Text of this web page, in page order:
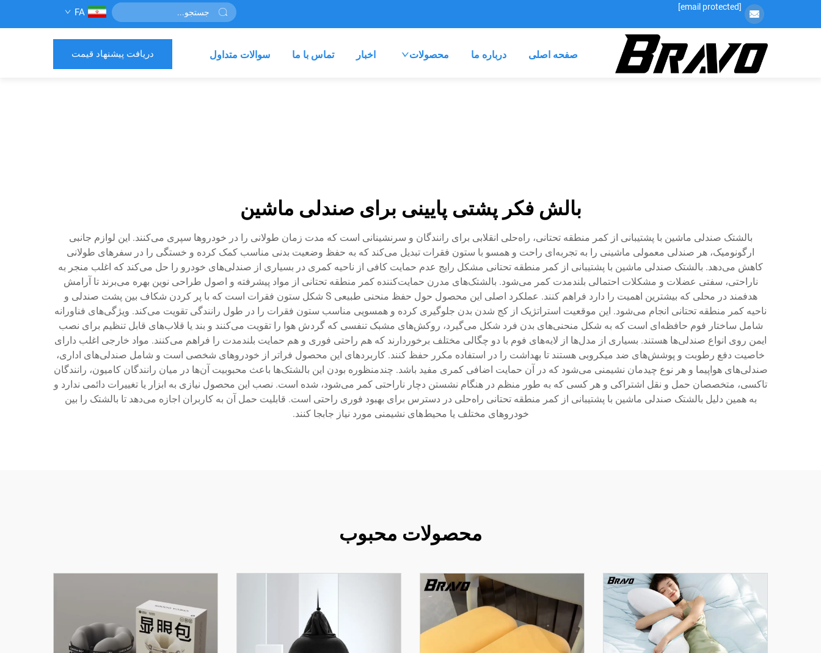
[email protected]
FA
صفحه اصلی درباره ما محصولات اخبار تماس با ما سوالات متداول دریافت پیشنهاد قیمت
بالش فکر پشتی پایینی برای صندلی ماشین
بالشتک صندلی ماشین با پشتیبانی از کمر منطقه تحتانی، راه‌حلی انقلابی برای رانندگان و سرنشینانی است که مدت زمان طولانی را در خودروها سپری می‌کنند. این لوازم جانبی
ارگونومیک، هر صندلی معمولی ماشینی را به تجربه‌ای راحت و همسو با ستون فقرات تبدیل می‌کند که به حفظ وضعیت بدنی مناسب کمک کرده و خستگی را در سفرهای طولانی
کاهش می‌دهد. بالشتک صندلی ماشین با پشتیبانی از کمر منطقه تحتانی مشکل رایج عدم حمایت کافی از ناحیه کمری در بسیاری از صندلی‌های خودرو را حل می‌کند که اغلب منجر به
ناراحتی، سفتی عضلات و مشکلات احتمالی بلندمدت کمر می‌شود. بالشتک‌های مدرن حمایت‌کننده کمر منطقه تحتانی از مواد پیشرفته و اصول طراحی نوین بهره می‌برند تا آرامش
هدفمند در محلی که بیشترین اهمیت را دارد فراهم کنند. عملکرد اصلی این محصول حول حفظ منحنی طبیعی S شکل ستون فقرات است که با پر کردن شکاف بین پشت صندلی و
ناحیه کمر منطقه تحتانی انجام می‌شود. این موقعیت استراتژیک از کج شدن بدن جلوگیری کرده و همسویی مناسب ستون فقرات را در طول رانندگی تقویت می‌کند. ویژگی‌های فناورانه
شامل ساختار فوم حافظه‌ای است که به شکل منحنی‌های بدن فرد شکل می‌گیرد، روکش‌های مشبک تنفسی که گردش هوا را تقویت می‌کنند و بند یا قلاب‌های قابل تنظیم برای نصب
ایمن روی انواع صندلی‌ها هستند. بسیاری از مدل‌ها از لایه‌های فوم با دو چگالی مختلف برخوردارند که هم راحتی فوری و هم حمایت بلندمدت را فراهم می‌کنند. مواد خارجی اغلب دارای
خاصیت دفع رطوبت و پوشش‌های ضد میکروبی هستند تا بهداشت را در استفاده مکرر حفظ کنند. کاربردهای این محصول فراتر از خودروهای شخصی است و شامل صندلی‌های اداری،
صندلی‌های هواپیما و هر نوع چیدمان نشیمنی می‌شود که در آن حمایت اضافی کمری مفید باشد. چندمنظوره بودن این بالشتک‌ها باعث محبوبیت آن‌ها در میان رانندگان کامیون، رانندگان
تاکسی، متخصصان حمل و نقل اشتراکی و هر کسی که به طور منظم در هنگام نشستن دچار ناراحتی کمر می‌شود، شده است. نصب این محصول نیازی به ابزار یا تغییرات دائمی ندارد و
به همین دلیل بالشتک صندلی ماشین با پشتیبانی از کمر منطقه تحتانی راه‌حلی در دسترس برای بهبود فوری راحتی است. قابلیت حمل آن به کاربران اجازه می‌دهد تا بالشتک را بین
خودروهای مختلف یا محیط‌های نشیمنی مورد نیاز جابجا کنند.
محصولات محبوب